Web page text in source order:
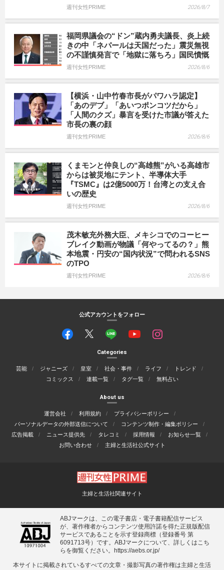
週刊女性PRIME 2026/8/7
福岡県議会の“ドン”蔵内勇夫議長、炎上続
きの中「ネパールは天国だった」震災無視
の不謹慎発言で「地獄に落ちろ」国民憤慨
週刊女性PRIME 2026/8/6
【横浜・山中竹春市長がパワハラ認定】
「あのデブ」「あいつポンコツだから」
「人間のクズ」暴言を受けた市議が答えた
市長の裏の顔
週刊女性PRIME 2026/8/6
くまモンと仲良しの“高雄熊”がいる高雄市
からは被災地にテント、半導体大手
『TSMC』は2億5000万！台湾との支え合
いの歴史
週刊女性PRIME 2026/8/6
茂木敏充外務大臣、メキシコでのコーヒー
ブレイク動画が物議「何やってるの？」熊
本地震・円安の“国内状況”で問われるSNS
のTPO
週刊女性PRIME 2026/8/6
公式アカウントをフォロー
Categories
芸能 ジャニーズ 皇室 社会・事件 ライフ
トレンド
コミックス
連載一覧 タグ一覧 無料占い
About us
運営会社 利用規約
プライバシーポリシー
パーソナルデータの外部送信について
コンテンツ制作・編集ポリシー
広告掲載
ニュース提供先 タレコミ 採用情報
お知らせ一覧
お問い合わせ
主婦と生活社公式サイト
主婦と生活社関連サイト
ABJマークは、この電子書店・電子書籍配信サービス
が、著作権者からコンテンツ使用許諾を得た正規版配信
サービスであることを示す登録商標（登録番号 第
6091713号）です。ABJマークについて、詳しくはこち
らを御覧ください。
https://aebs.or.jp/
本サイトに掲載されているすべての⽂章・撮影写真の著作権は主婦と⽣活